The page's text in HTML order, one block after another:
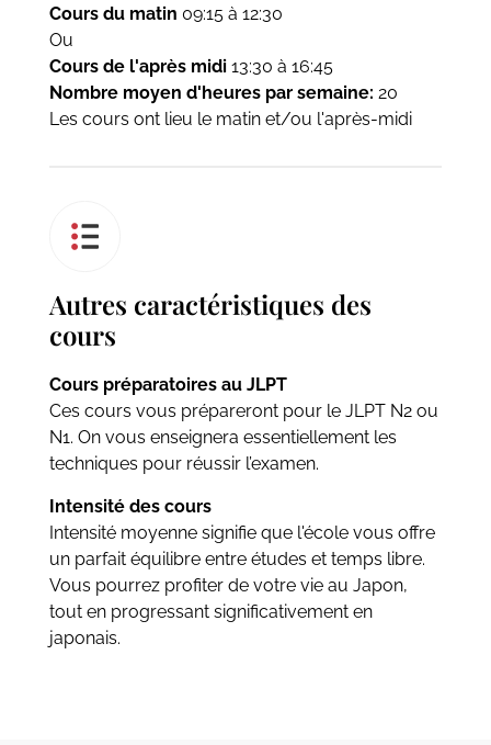
Cours du matin 09:15 à 12:30
Ou
Cours de l'après midi13:30 à 16:45
Nombre moyen d'heures par semaine: 20
Les cours ont lieu le matin et/ou l'après-midi
Autres caractéristiques des
cours
Cours préparatoires au JLPT
Ces cours vous prépareront pour le JLPT N2 ou
N1. On vous enseignera essentiellement les
techniques pour réussir l’examen.
Intensité des cours
Intensité moyenne signifie que l'école vous offre
un parfait équilibre entre études et temps libre.
Vous pourrez profiter de votre vie au Japon,
tout en progressant significativement en
japonais.